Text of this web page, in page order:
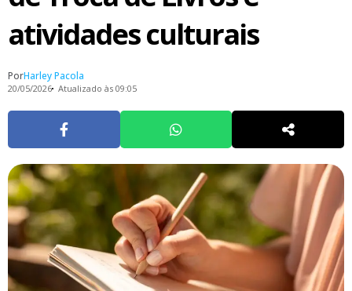
atividades culturais
PorHarley Pacola
20/05/2026 Atualizado às 09:05